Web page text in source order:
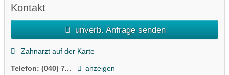
Kontakt
unverb. Anfrage senden
Zahnarzt auf der Karte
Telefon: (040) 7... anzeigen